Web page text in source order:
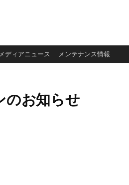
メディアニュース メンテナンス情報
のお知らせ